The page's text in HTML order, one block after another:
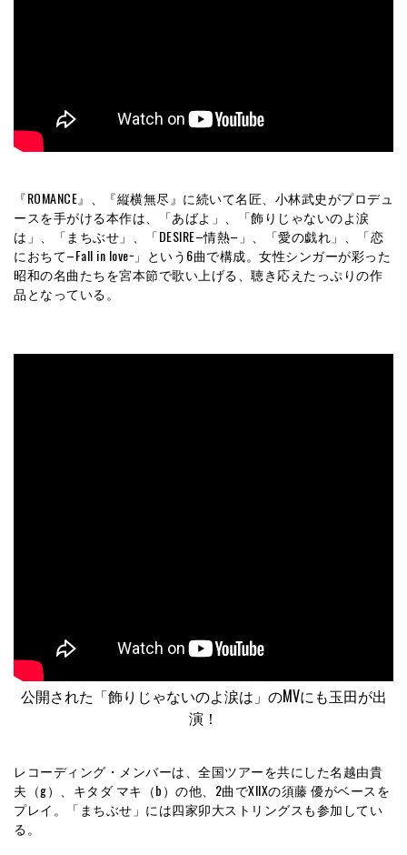
『ROMANCE』、『縦横無尽』に続いて名匠、小林武史がプロデュ
ースを手がける本作は、「あばよ」、「飾りじゃないのよ涙
は」、「まちぶせ」、「DESIRE–情熱–」、「愛の戯れ」、「恋
におちて–Fall in love−」という6曲で構成。女性シンガーが彩った
昭和の名曲たちを宮本節で歌い上げる、聴き応えたっぷりの作
品となっている。
公開された「飾りじゃないのよ涙は」のMVにも玉田が出
演！
レコーディング・メンバーは、全国ツアーを共にした名越由貴
夫（g）、キタダ マキ（b）の他、2曲でXIIXの須藤 優がベースを
プレイ。「まちぶせ」には四家卯大ストリングスも参加してい
る。